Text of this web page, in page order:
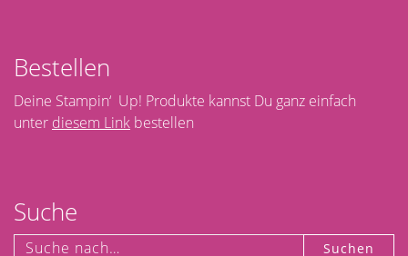
Bestellen
Deine Stampin‘ Up! Produkte kannst Du ganz einfach
unter diesem Link bestellen
Suche
Suchen